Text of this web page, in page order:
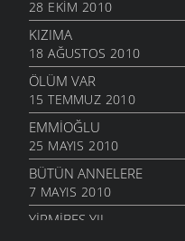
28 EKIM 2010
KIZIMA
18 AĞUSTOS 2010
ÖLÜM VAR
15 TEMMUZ 2010
EMMIOĞLU
25 MAYIS 2010
BÜTÜN ANNELERE
7 MAYIS 2010
YIRMIBEŞ YIL